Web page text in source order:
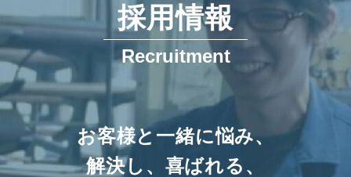
採用情報
Recruitment
お客様と一緒に悩み、
解決し、喜ばれる、